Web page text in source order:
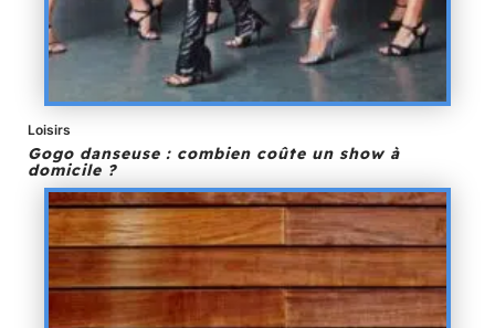
Loisirs
Gogo danseuse : combien coûte un show à
domicile ?